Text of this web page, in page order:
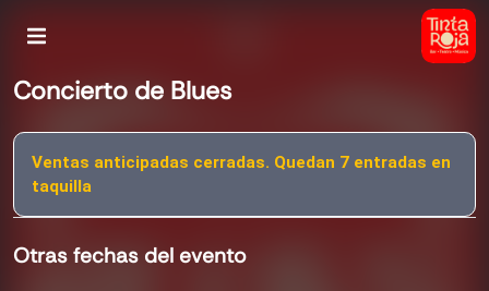
Concierto de Blues
Ventas anticipadas cerradas. Quedan 7 entradas en
taquilla
Otras fechas del evento